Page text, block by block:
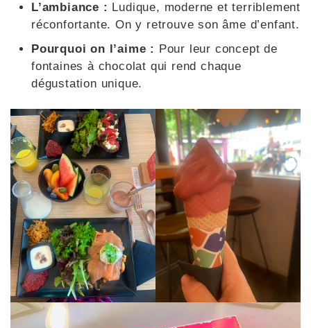
L’ambiance : Ludique, moderne et terriblement
réconfortante. On y retrouve son âme d’enfant.
Pourquoi on l’aime :
Pour leur concept de
fontaines à chocolat qui rend chaque
dégustation unique.